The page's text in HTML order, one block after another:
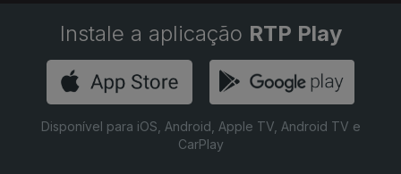
Instale a aplicação RTP Play
Disponível para iOS, Android, Apple TV, Android TV e
CarPlay